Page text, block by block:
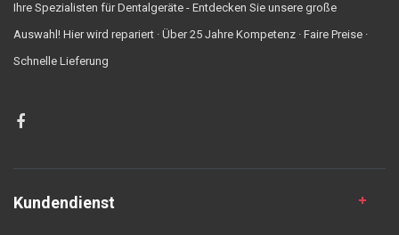
Ihre Spezialisten für Dentalgeräte - Entdecken Sie unsere große
Auswahl! Hier wird repariert · Über 25 Jahre Kompetenz · Faire Preise ·
Schnelle Lieferung
Kundendienst